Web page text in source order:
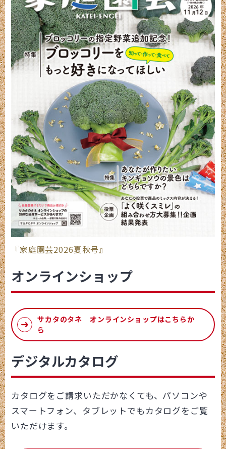
『家庭園芸2026夏秋号』
オンラインショップ
サカタのタネ オンラインショップはこちらか
ら
デジタルカタログ
カタログをご請求いただかなくても、パソコンや
スマートフォン、タブレットでもカタログをご覧
いただけます。